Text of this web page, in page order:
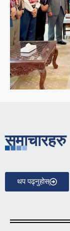
समाचारहरु
थप पढ्नुहोस्